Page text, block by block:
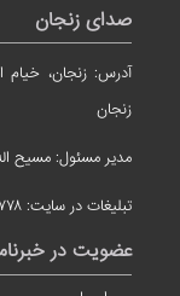
صدای زنجان
آدرس: زنجان، خیام
زنجان
مدیر مسئول: مسیح
تبلیغات در سایت: ۳۳۳۳۶۷۷۸-۰۲۴
عضویت در